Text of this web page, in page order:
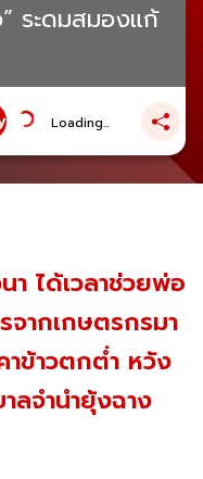
ระดมสมองแก้
Loading...
า ได้เวลาช่วยพ่อ
จากเกษตรกรมา
ข้าวตกต่ำ หวัง
ลจำนำยุ้งฉาง